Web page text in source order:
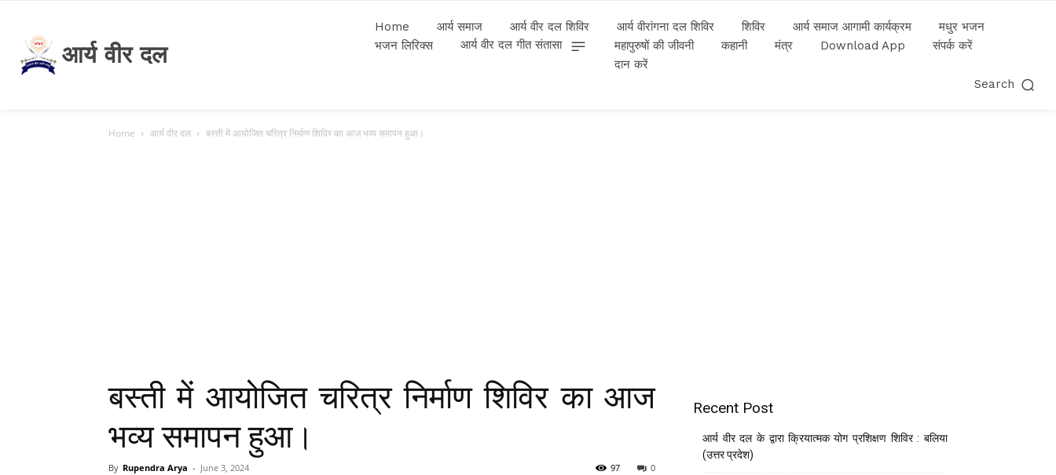
आर्य वीर दल
Home आर्य समाज आर्य वीर दल शिविर आर्य वीरांगना दल शिविर शिविर आर्य समाज आगामी कार्यक्रम
मधुर भजन
भजन लिरिक्स
आर्य वीर दल गीत संतासा महापुरुषों की जीवनी कहानी मंत्र Download App
संपर्क करें
दान करें
Search
Home आर्य वीर दल बस्ती में आयोजित चरित्र निर्माण शिविर का आज भव्य समापन हुआ।
बस्ती में आयोजित चरित्र निर्माण शिविर का आज
भव्य समापन हुआ।
By Rupendra Arya - June 3, 2024 0
97
Recent Post
आर्य वीर दल के द्वारा क्रियात्मक योग प्रशिक्षण शिविर : बलिया
(उत्तर प्रदेश)